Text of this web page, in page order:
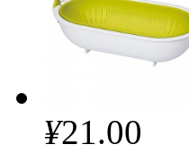
¥21.00